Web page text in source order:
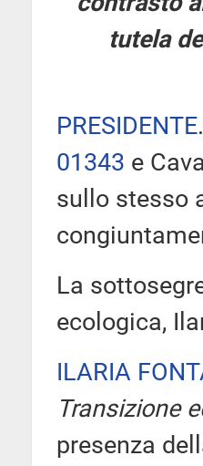
tutela
PRESIDENTE
01343 e
sullo stesso
La
ecologica,
ILARIA
Transizione
presenza